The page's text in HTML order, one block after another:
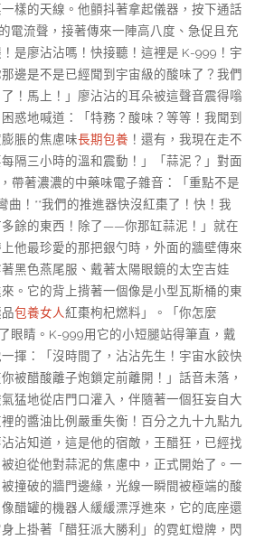
樣的天線。他顫抖著拿起儀器，按下通話
電流聲，接著傳來一陣高八度、急促且充
是廖沾沾嗎！快接聽！這裡是 K-999！宇
邊是不是已經聞到宇宙級的酸味了？我們
！馬上！」廖沾沾的耳朵被這聲音震得嗡
惑地喊道：「特務？酸味？等等！我聞到
脹的焦慮味長期包養 ！還有，我現在走不
隔三小時的溫和震動！」「蒜泥？」對面
帶著濃濃的中藥味電子雜音：「重點不是
曲！**我們的推進器快沒紅棗了！快！我
餘的東西！除了——你那缸蒜泥！」就在
他最珍愛的那把銀勺時，外面的牆壁傳來
黑色燕尾服、戴著太陽眼鏡的太空吉娃
。它的背上揹著一個像是小型瓦斯桶的東
包養女人紅棗枸杞燃料」。「你怎麼
眼睛。K-999用它的小短腿站得筆直，戴
揮：「沒時間了，沾沾先生！宇宙水餃快
被醋酸離子炮鎖定前離開！」話音未落，
猛地從店門口灌入，伴隨著一個狂妄自大
的醬油比例嚴重失衡！百分之九十九點九
沾知道，這是他的宿敵，王醋狂，已經找
迫從他對蒜泥的焦慮中，正式開始了。一
撞破的牆門邊緣，光線一瞬間被極端的酸
醋罐的機器人緩緩漂浮進來，它的底座還
上掛著「醋狂派大勝利」的霓虹燈牌，閃